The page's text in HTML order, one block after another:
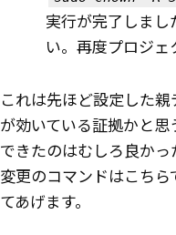
実行が完了しまし
い。再度プロジェ
これは先ほど設定した
が効いている証拠かと
できたのはむしろ良か
変更のコマンドはこち
てあげます。